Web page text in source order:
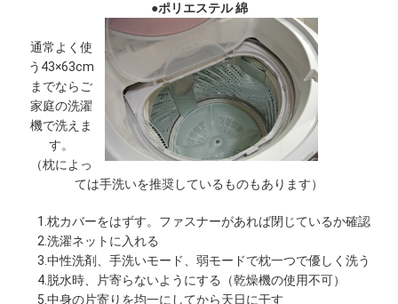
●ポリエステル 綿
通常よく使
う43×63cm
までならご
家庭の洗濯
機で洗えま
す。
（枕によっ
ては手洗いを推奨しているものもあります）
1.枕カバーをはずす。ファスナーがあれば閉じているか確認
2.洗濯ネットに入れる
3.中性洗剤、手洗いモード、弱モードで枕一つで優しく洗う
4.脱水時、片寄らないようにする（乾燥機の使用不可）
5.中身の片寄りを均一にしてから天日に干す